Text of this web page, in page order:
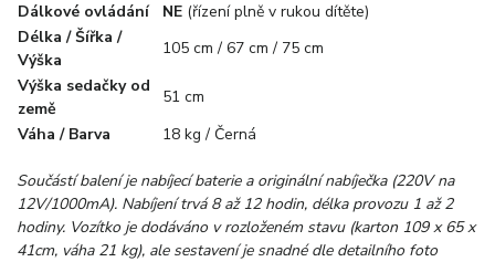
Dálkové ovládání
NE (řízení plně v rukou dítěte)
Délka / Šířka /
Výška
105 cm / 67 cm / 75 cm
Výška sedačky od
země
51 cm
Váha / Barva
18 kg / Černá
Součástí balení je nabíjecí baterie a originální nabíječka (220V na
12V/1000mA). Nabíjení trvá 8 až 12 hodin, délka provozu 1 až 2
hodiny. Vozítko je dodáváno v rozloženém stavu (karton 109 x 65 x
41cm, váha 21 kg), ale sestavení je snadné dle detailního foto